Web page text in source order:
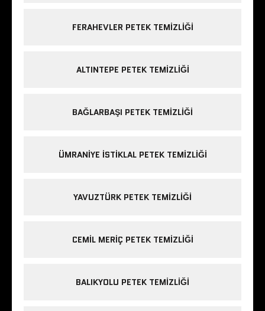
FERAHEVLER PETEK TEMIZLIĞI
ALTINTEPE PETEK TEMIZLIĞI
BAĞLARBAŞI PETEK TEMIZLIĞI
ÜMRANIYE ISTIKLAL PETEK TEMIZLIĞI
YAVUZTÜRK PETEK TEMIZLIĞI
CEMIL MERIÇ PETEK TEMIZLIĞI
BALIKYOLU PETEK TEMIZLIĞI